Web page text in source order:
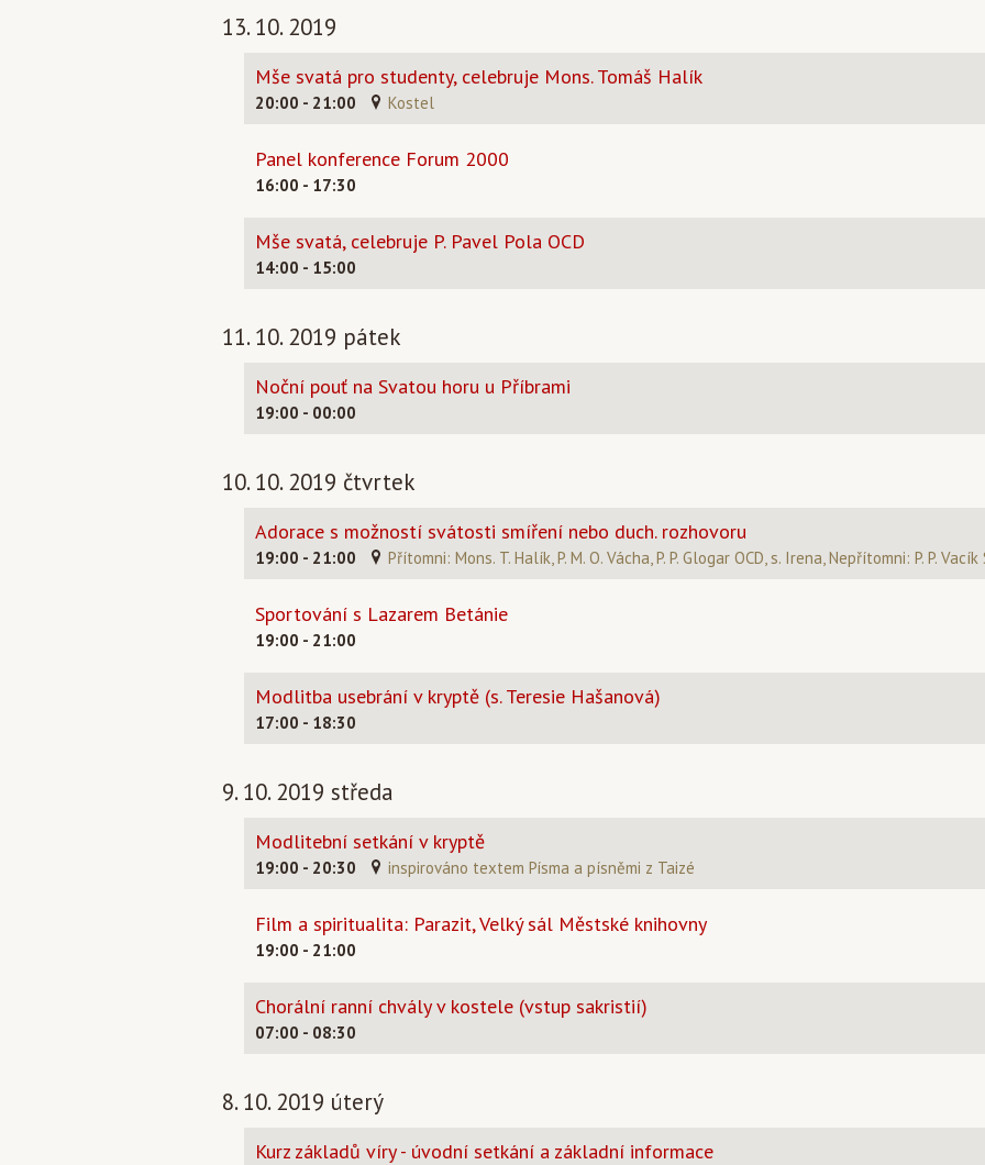
13. 10. 2019
Mše svatá pro studenty, celebruje Mons. Tomáš Halík
20:00 - 21:00 Kostel
Panel konference Forum 2000
16:00 - 17:30
Mše svatá, celebruje P. Pavel Pola OCD
14:00 - 15:00
11. 10. 2019 pátek
Noční pouť na Svatou horu u Příbrami
19:00 - 00:00
10. 10. 2019 čtvrtek
Adorace s možností svátosti smíření nebo duch. rozhovoru
19:00 - 21:00 Přítomni: Mons. T. Halík, P. M. O. Vácha, P. P. Glogar OCD, s. Irena, Nepřítomni: P. P. Vacík
Sportování s Lazarem Betánie
19:00 - 21:00
Modlitba usebrání v kryptě (s. Teresie Hašanová)
17:00 - 18:30
9. 10. 2019 středa
Modlitební setkání v kryptě
19:00 - 20:30 inspirováno textem Písma a písněmi z Taizé
Film a spiritualita: Parazit, Velký sál Městské knihovny
19:00 - 21:00
Chorální ranní chvály v kostele (vstup sakristií)
07:00 - 08:30
8. 10. 2019 úterý
Kurz základů víry - úvodní setkání a základní informace